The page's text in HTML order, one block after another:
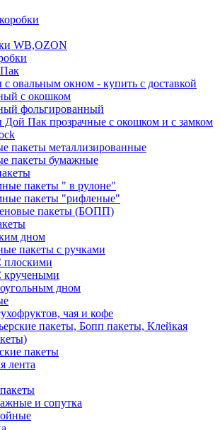
WB,OZON
с овальным окном - купить с доставкой
с окошком
фольгированный
Дой Пак прозрачные с окошком и с замком
пакеты металлизированные
пакеты бумажные
пакеты " в рулоне"
пакеты "рифленые"
пакеты (БОПП)
дном
пакеты с ручками
плоскими
кручеными
дном
чая и кофе
пакеты, Бопп пакеты, Клейкая
пакеты
лента
и сопутка